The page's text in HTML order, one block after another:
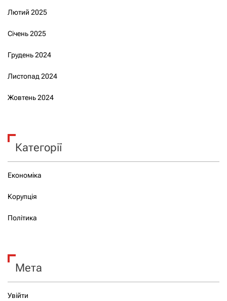
Лютий 2025
Січень 2025
Грудень 2024
Листопад 2024
Жовтень 2024
Категорії
Економіка
Корупція
Політика
Мета
Увійти